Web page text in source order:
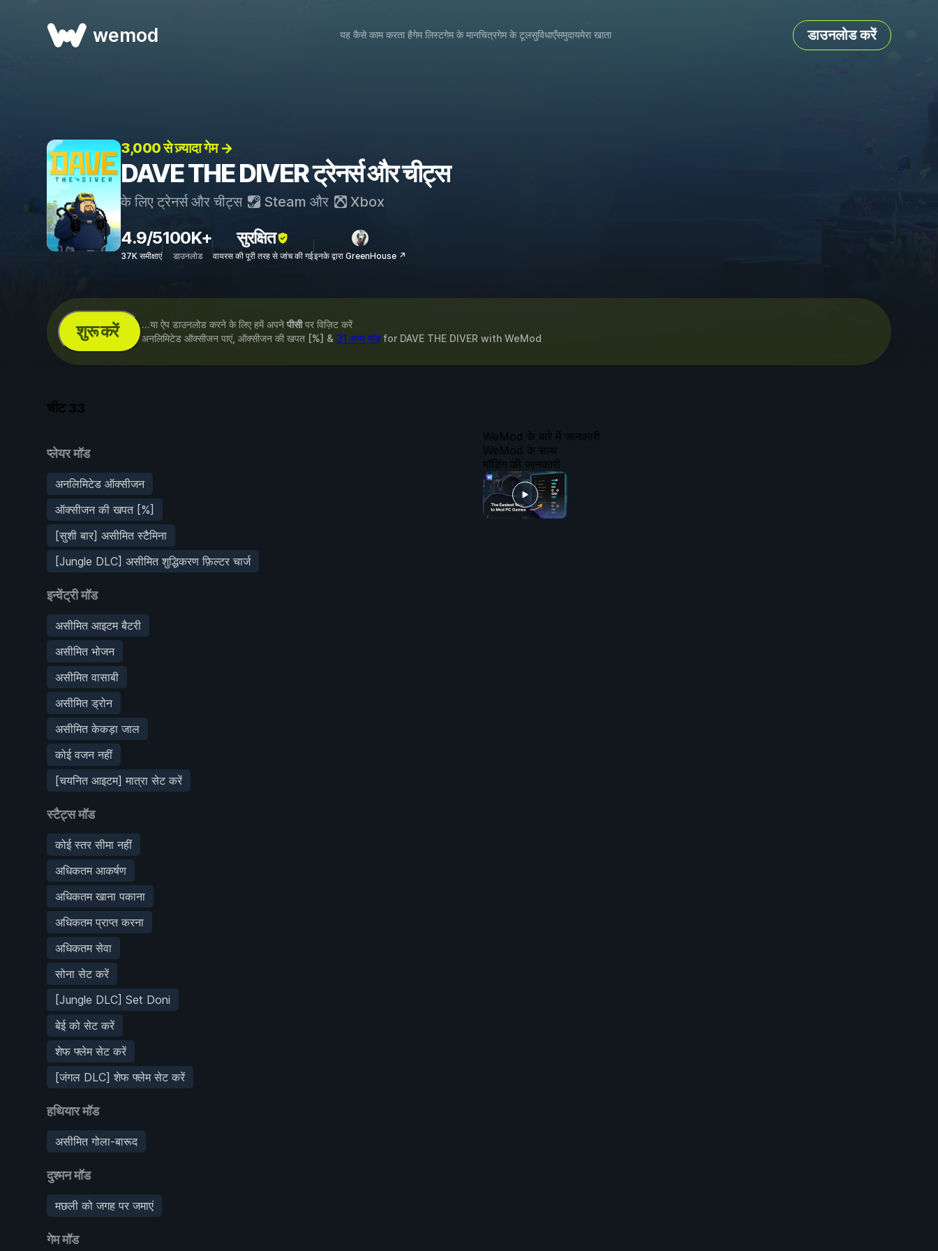
wemod यह कैसे काम करता हैगेम लिस्टगेम के मानचित्रगेम के टूलसुविधाएँसमुदायमेरा खाता डाउनलोड करें
3,000 से ज़्यादा गेम →
DAVE THE DIVER ट्रेनर्स और चीट्स
के लिए ट्रेनर्स और चीट्स Steam और Xbox
4.9/5
37K समीक्षाएं
100K+
डाउनलोड
सुरक्षित
वायरस की पूरी तरह से जांच की गईइनके द्वारा GreenHouse ↗
शुरू करें ...या ऐप डाउनलोड करने के लिए हमें अपने पीसीपर विज़िट करें
अनलिमिटेड ऑक्सीजन पाएं, ऑक्सीजन की खपत [%] & 31 अन्य मॉडfor DAVE THE DIVER with WeMod
चीट 33
प्लेयर मॉड
अनलिमिटेड ऑक्सीजन
ऑक्सीजन की खपत [%]
[सुशी बार] असीमित स्टैमिना
[Jungle DLC] असीमित शुद्धिकरण फ़िल्टर चार्ज
इन्वेंट्री मॉड
असीमित आइटम बैटरी
असीमित भोजन
असीमित वासाबी
असीमित ड्रोन
असीमित केकड़ा जाल
कोई वजन नहीं
[चयनित आइटम] मात्रा सेट करें
स्टैट्स मॉड
कोई स्तर सीमा नहीं
अधिकतम आकर्षण
अधिकतम खाना पकाना
अधिकतम प्राप्त करना
अधिकतम सेवा
सोना सेट करें
[Jungle DLC] Set Doni
बेई को सेट करें
शेफ फ्लेम सेट करें
[जंगल DLC] शेफ फ्लेम सेट करें
हथियार मॉड
असीमित गोला-बारूद
दुश्मन मॉड
मछली को जगह पर जमाएं
गेम मॉड
WeMod के बारे में जानकारी
WeMod के साथ
मॉडिंग की जानकारी